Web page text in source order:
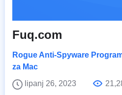
Fuq.com
Rogue Anti-Spyware
za Mac
lipanj 26, 2023